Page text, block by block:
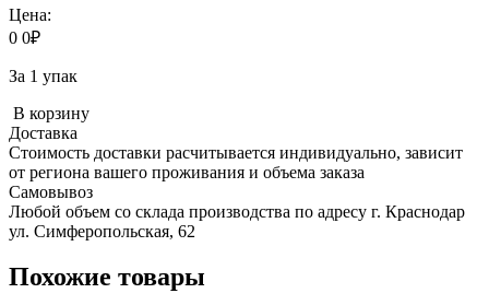
Цена:
0 0₽
За 1 упак
В корзину
Доставка
Стоимость доставки расчитывается индивидуально, зависит
от региона вашего проживания и объема заказа
Самовывоз
Любой объем со склада производства по адресу г. Краснодар
ул. Симферопольская, 62
Похожие товары